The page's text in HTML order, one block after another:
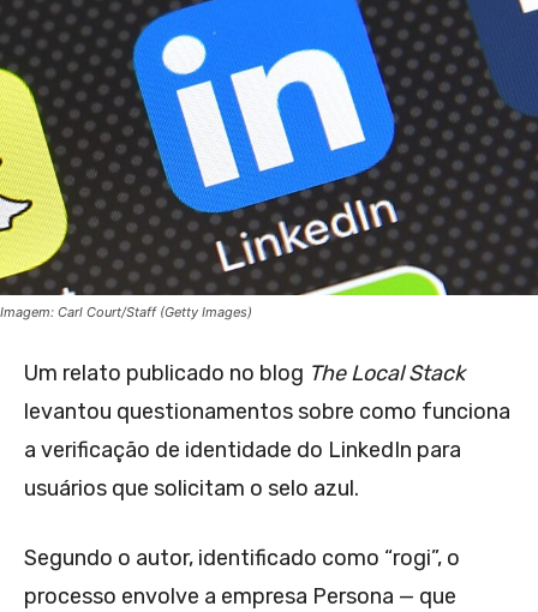
Imagem: Carl Court/Staff (Getty Images)
Um relato publicado no blog The Local Stack
levantou questionamentos sobre como funciona
a verificação de identidade do LinkedIn para
usuários que solicitam o selo azul.
Segundo o autor, identificado como “rogi”, o
processo envolve a empresa Persona — que